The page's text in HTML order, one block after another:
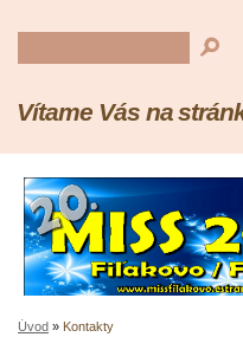
Vítame Vás na
Úvod » Kontakty